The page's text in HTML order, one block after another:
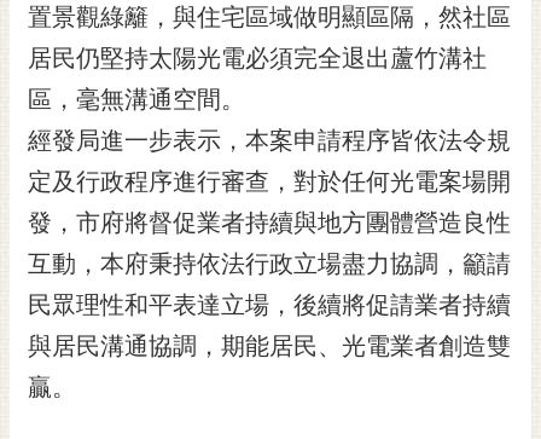
RSS
訂
閱
電
子
報
市
民
信
箱
English
日
置景觀綠籬，與住宅區域做明顯區隔，然社區
居民仍堅持太陽光電必須完全退出蘆竹溝社
區，毫無溝通空間。
經發局進一步表示，本案申請程序皆依法令規
定及行政程序進行審查，對於任何光電案場開
發，市府將督促業者持續與地方團體營造良性
互動，本府秉持依法行政立場盡力協調，籲請
民眾理性和平表達立場，後續將促請業者持續
與居民溝通協調，期能居民、光電業者創造雙
贏。